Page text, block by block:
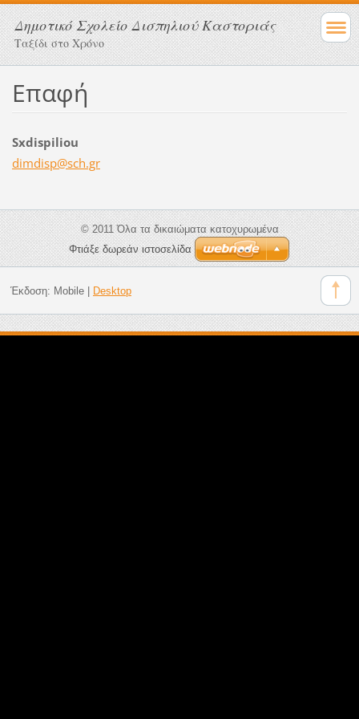
Δημοτικό Σχολείο Δισπηλιού Καστοριάς
Ταξίδι στο Χρόνο
Επαφή
Sxdispiliou
dimdisp@sch.gr
© 2011 Όλα τα δικαιώματα κατοχυρωμένα
Φτιάξε δωρεάν ιστοσελίδα
Έκδοση: Mobile| Desktop